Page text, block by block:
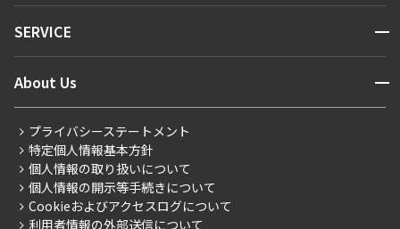
新着情報から探す
新着募集情報
こだわりから探す
こだわり一覧
プレミアムマンション
新築
マンションレポート
住まいのコラム
SERVICE 開閉
会員ページ
ご入居・提携サービス
お部屋探しからご契約まで
よくあるご質問
社宅紹介
About Us 開閉
会社情報
事業案内
採用情報
ニュースリリース
プライバシーステートメント
特定個人情報基本方針
個人情報の取り扱いについて
個人情報の開示等手続きについて
Cookieおよびアクセスログについて
利用者情報の外部送信について